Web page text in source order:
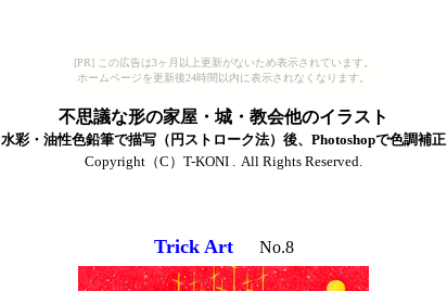
[PR] この広告は3ヶ月以上更新がないため表示されています。
ホームページを更新後24時間以内に表示されなくなります。
不思議な形の家屋・城・教会他のイラスト
水彩・油性色鉛筆で描写（円ストローク法）後、Photoshopで色調補正
Copyright（C）T-KONI .  All Rights Reserved.
Trick Art No.8